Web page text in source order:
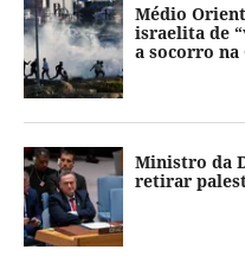
Médio
israelita de
a socorro
Ministro da
retirar